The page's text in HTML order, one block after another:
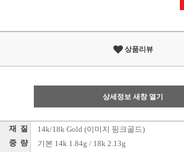
상품리뷰
상세정보 새창 열기
재 질 14k/18k Gold (이미지 핑크골드)
중 량 기본 14k 1.84g / 18k 2.13g